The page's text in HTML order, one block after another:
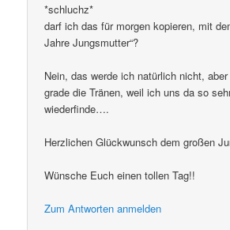
*schluchz*
darf ich das für morgen kopieren, mit
Jahre Jungsmutter“?
Nein, das werde ich natürlich nicht,
grade die Tränen, weil ich uns da so
wiederfinde….
Herzlichen Glückwunsch dem großen
Wünsche Euch einen tollen Tag!!
Zum Antworten anmelden